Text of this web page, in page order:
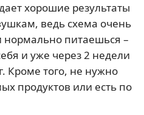
хорошие результаты
ведь схема очень
нормально питаешься –
и уже через 2 недели
Кроме того, не нужно
продуктов или есть по